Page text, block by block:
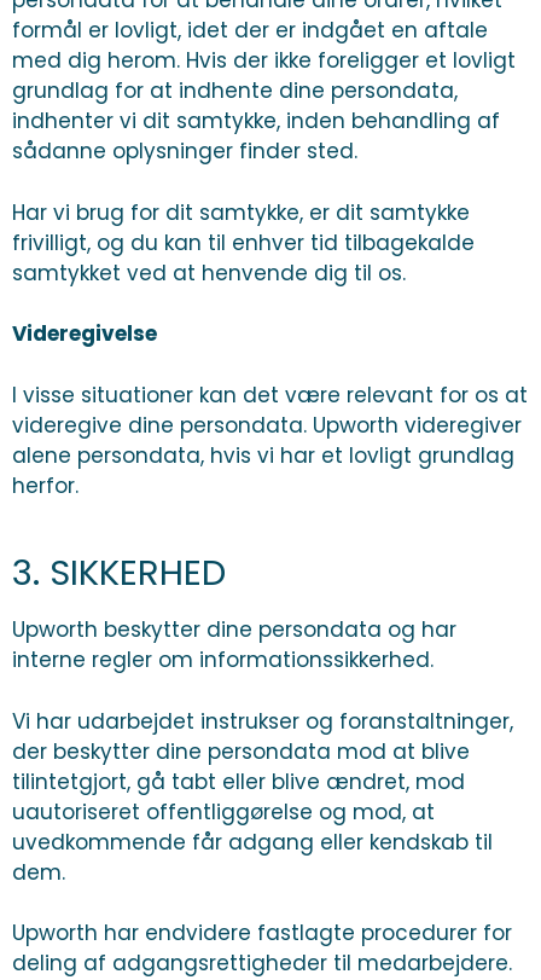
formål er lovligt, idet der er indgået en aftale
med dig herom. Hvis der ikke foreligger et lovligt
grundlag for at indhente dine persondata,
indhenter vi dit samtykke, inden behandling af
sådanne oplysninger finder sted.
Har vi brug for dit samtykke, er dit samtykke
frivilligt, og du kan til enhver tid tilbagekalde
samtykket ved at henvende dig til os.
Videregivelse
I visse situationer kan det være relevant for os at
videregive dine persondata. Upworth videregiver
alene persondata, hvis vi har et lovligt grundlag
herfor.
3. SIKKERHED
Upworth beskytter dine persondata og har
interne regler om informationssikkerhed.
Vi har udarbejdet instrukser og foranstaltninger,
der beskytter dine persondata mod at blive
tilintetgjort, gå tabt eller blive ændret, mod
uautoriseret offentliggørelse og mod, at
uvedkommende får adgang eller kendskab til
dem.
Upworth har endvidere fastlagte procedurer for
deling af adgangsrettigheder til medarbejdere.